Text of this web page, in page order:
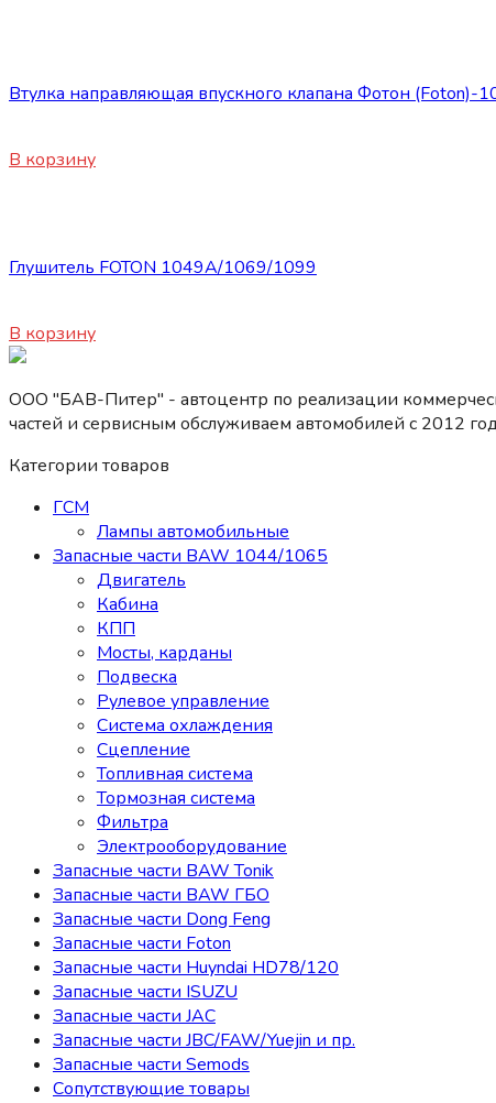
Втулка направляющая впускного клапана Фотон
В корзину
Глушитель FOTON 1049A/1069/1099
В корзину
ООО "БАВ-Питер" - автоцентр по реализации
частей и сервисным обслуживаем автомобилей c 2012
Категории товаров
ГСМ
Лампы автомобильные
Запасные части BAW 1044/1065
Двигатель
Кабина
КПП
Мосты, карданы
Подвеска
Рулевое управление
Система охлаждения
Сцепление
Топливная система
Тормозная система
Фильтра
Электрооборудование
Запасные части BAW Tonik
Запасные части BAW ГБО
Запасные части Dong Feng
Запасные части Foton
Запасные части Huyndai HD78/120
Запасные части ISUZU
Запасные части JAC
Запасные части JBC/FAW/Yuejin и пр.
Запасные части Semods
Сопутствующие товары